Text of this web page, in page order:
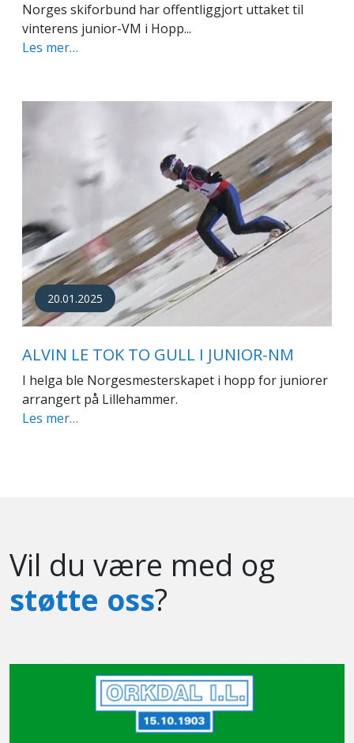
Norges skiforbund har offentliggjort uttaket til
vinterens junior-VM i Hopp...
Les mer…
20.01.2025
ALVIN LE TOK TO GULL I JUNIOR-NM
I helga ble Norgesmesterskapet i hopp for juniorer
arrangert på Lillehammer.
Les mer…
Vil du være med og
støtte oss?